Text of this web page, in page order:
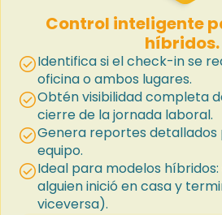
Control inteligente
híbridos.
check_circleIdentifica si el check-in se
oficina o ambos lugares.
check_circleObtén visibilidad completa
cierre de la jornada laboral.
check_circleGenera reportes
equipo.
check_circleIdeal para modelos
alguien inició en casa y
viceversa).